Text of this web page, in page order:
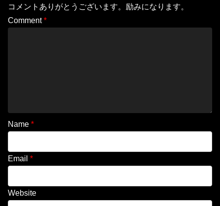
コメントありがとうございます。励みになります。
Comment*
Name *
Email *
Website